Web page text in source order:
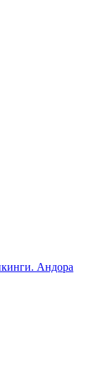
Андора